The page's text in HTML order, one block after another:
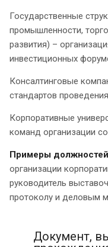
Государственные
промышленности,
развития) –
инвестиционных
Консалтинговые
стандартов
Корпоративные
команд организации
Примеры
организации
руководитель
протоколу и деловым
Документ,